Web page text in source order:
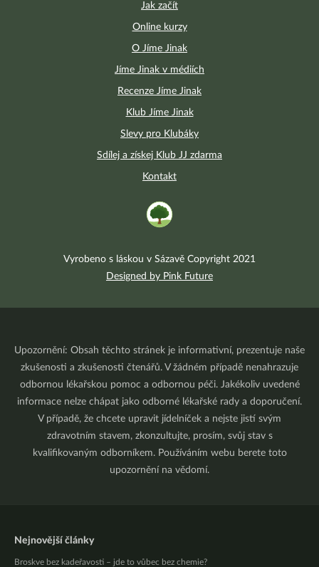
Jak začít
Online kurzy
O Jíme Jinak
Jíme Jinak v médiích
Recenze Jíme Jinak
Klub Jíme Jinak
Slevy pro Klubáky
Sdílej a získej Klub JJ zdarma
Kontakt
Vyrobeno s láskou v Sázavě Copyright 2021
Designed by Pink Future
Upozornění: Obsah těchto stránek je informativní, prezentuje naše
zkušenosti a zkušenosti čtenářů. V žádném případě nenahrazuje
odbornou lékařskou pomoc a odbornou péči. Jakékoliv uvedené
informace nelze chápat jako odborné lékařské rady a doporučení.
V případě, že chcete upravit jídelníček a nejste jistí svým
zdravotním stavem, zkonzultujte, prosím, svůj stav s
kvalifikovaným odborníkem. Používáním webu berete toto
upozornění na vědomí.
Nejnovější články
Broskve bez kadeřavosti – jde to vůbec bez chemie?